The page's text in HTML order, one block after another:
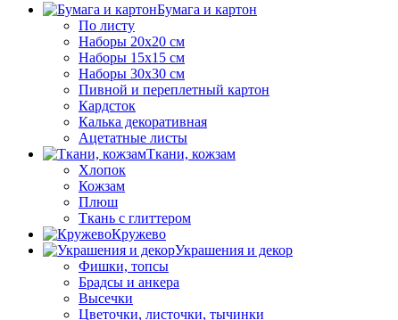
Бумага и картон
По листу
Наборы 20х20 см
Наборы 15х15 см
Наборы 30х30 см
Пивной и переплетный картон
Кардсток
Калька декоративная
Ацетатные листы
Ткани, кожзам
Хлопок
Кожзам
Плюш
Ткань с глиттером
Кружево
Украшения и декор
Фишки, топсы
Брадсы и анкера
Высечки
Цветочки, листочки, тычинки